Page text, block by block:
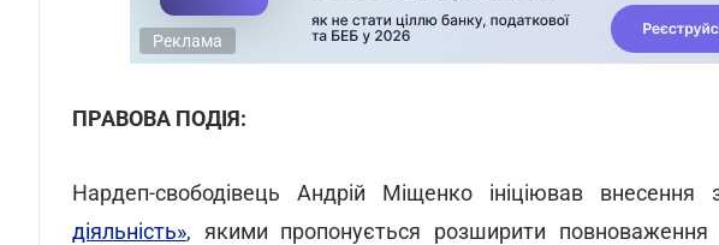
Реклама
ПРАВОВА ПОДІЯ:
Нардеп-свободівець Андрій Міщенко ініціював внесення
діяльність», якими пропонується розширити повноваження